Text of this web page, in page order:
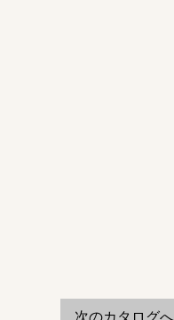
次のカタログへ